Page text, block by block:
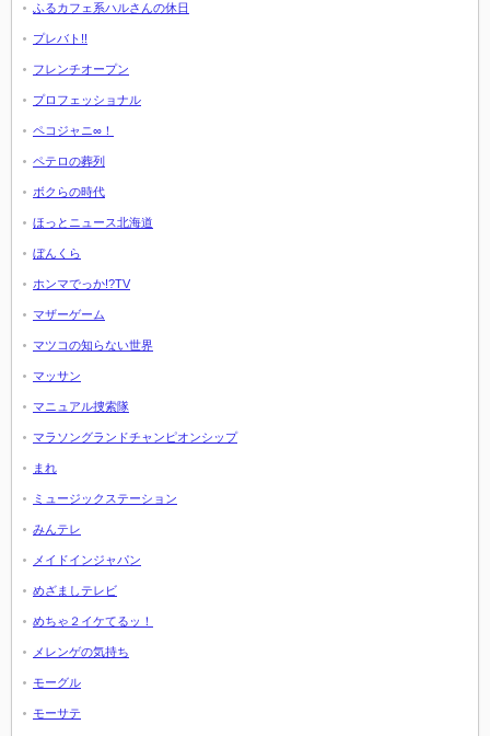
ふるカフェ系ハルさんの休日
プレバト!!
フレンチオープン
プロフェッショナル
ペコジャニ∞！
ペテロの葬列
ボクらの時代
ほっとニュース北海道
ぼんくら
ホンマでっか!?TV
マザーゲーム
マツコの知らない世界
マッサン
マニュアル捜索隊
マラソングランドチャンピオンシップ
まれ
ミュージックステーション
みんテレ
メイドインジャパン
めざましテレビ
めちゃ２イケてるッ！
メレンゲの気持ち
モーグル
モーサテ